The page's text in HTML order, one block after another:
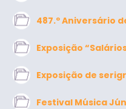
487.º Aniversário
Exposição
Exposição de
Festival Música